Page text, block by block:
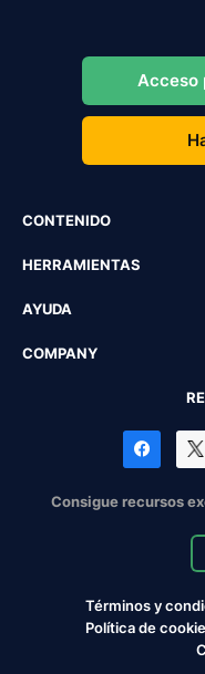
Acceso
CONTENIDO
HERRAMIENTAS
AYUDA
COMPANY
Consigue recursos
Términos y
Política de